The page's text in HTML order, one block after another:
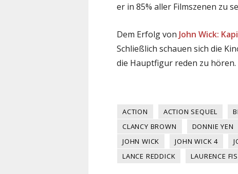
er in 85% aller Filmszenen zu
Dem Erfolg von John Wick:
Schließlich schauen sich die
die Hauptfigur reden zu hören.
ACTION ACTION SEQUEL
CLANCY BROWN
DONNIE YEN
JOHN WICK
JOHN WICK 4
LANCE REDDICK
LAURENCE